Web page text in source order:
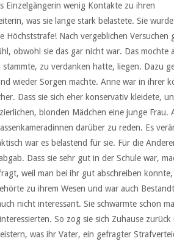
Einzelgängerin wenig Kontakte zu ihren
was sie lange stark belastete. Sie
Nach vergeblichen Versuchen
obwohl sie das gar nicht war. Das mochte
zu verdanken hatte, liegen. Dazu
wieder Sorgen machte. Anne war in ihrer
Dass sie sich eher konservativ kleidete,
blonden Mädchen eine junge Frau.
darüber zu reden. Es
war es belastend für sie. Für die
Dass sie sehr gut in der Schule war,
weil man bei ihr gut abschreiben konnte,
zu ihrem Wesen und war auch
nicht interessant. Sie schwärmte schon
So zog sie sich Zuhause zurück
was ihr Vater, ein gefragter